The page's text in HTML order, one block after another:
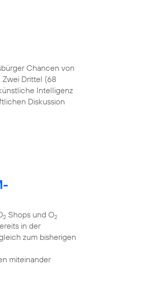
Chancen von
Drittel (68
Intelligenz
Diskussion
2 Shops und O2
in der
zum bisherigen
miteinander